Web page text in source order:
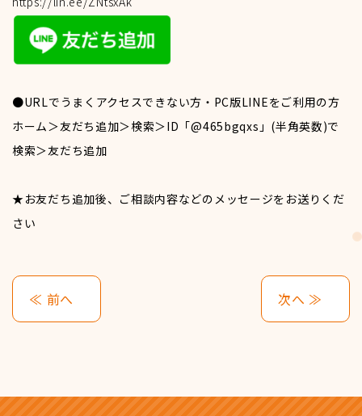
●URLでうまくアクセスできない方・PC版LINEをご利用の方
ホーム＞友だち追加＞検索＞ID「@465bgqxs」(半角英数)で
検索＞友だち追加
★お友だち追加後、ご相談内容などのメッセージをお送りくだ
さい
≪ 前へ 次へ ≫